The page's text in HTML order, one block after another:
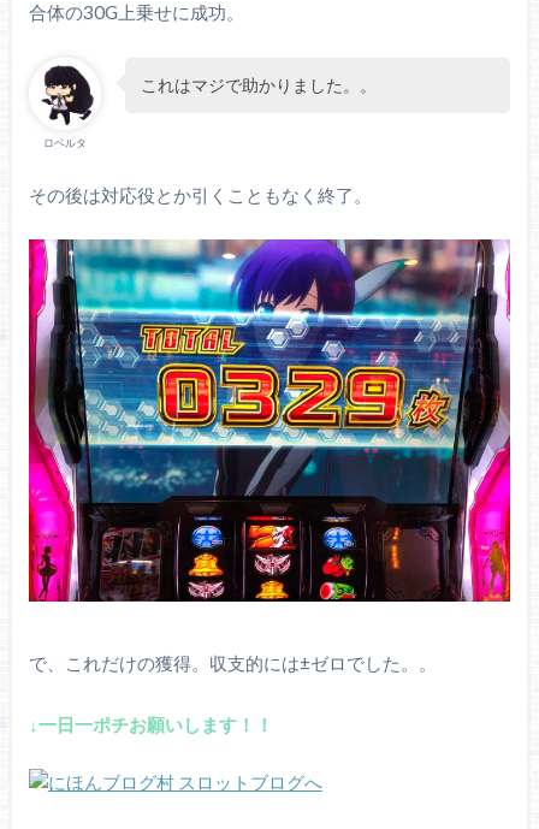
合体の30G上乗せに成功。
ロベルタ
これはマジで助かりました。。
その後は対応役とか引くこともなく終了。
で、これだけの獲得。収支的には±ゼロでした。。
↓一日一ポチお願いします！！